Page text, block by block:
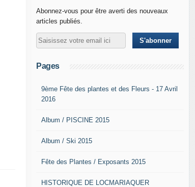
Abonnez-vous pour être averti des nouveaux
articles publiés.
Pages
9ème Fête des plantes et des Fleurs - 17 Avril
2016
Album / PISCINE 2015
Album / Ski 2015
Fête des Plantes / Exposants 2015
HISTORIQUE DE LOCMARIAQUER